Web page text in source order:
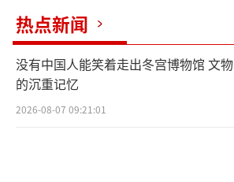
热点新闻
没有中国人能笑着走出冬宫博物馆 文物
的沉重记忆
2026-08-07 09:21:01